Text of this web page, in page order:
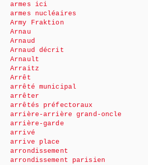
armes ici
armes nucléaires
Army Fraktion
Arnau
Arnaud
Arnaud décrit
Arnault
Arraitz
Arrêt
arrêté municipal
arrêter
arrêtés préfectoraux
arrière-arrière grand-oncle
arrière-garde
arrivé
arrive place
arrondissement
arrondissement parisien